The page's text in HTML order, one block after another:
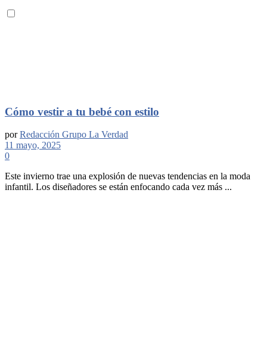
Cómo vestir a tu bebé con estilo
por Redacción Grupo La Verdad
11 mayo, 2025
0
Este invierno trae una explosión de nuevas tendencias en la moda
infantil. Los diseñadores se están enfocando cada vez más ...